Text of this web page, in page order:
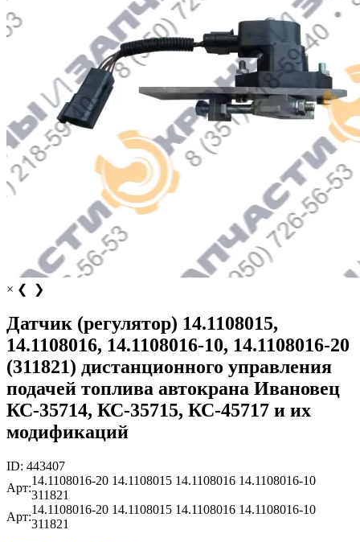
× ❮ ❯
Датчик (регулятор) 14.1108015,
14.1108016, 14.1108016-10, 14.1108016-20
(311821) дистанционного управления
подачей топлива автокрана Ивановец
КС-35714, КС-35715, КС-45717 и их
модификаций
ID: 443407
Арт:
14.1108016-20 14.1108015 14.1108016 14.1108016-10
311821
Арт:
14.1108016-20 14.1108015 14.1108016 14.1108016-10
311821